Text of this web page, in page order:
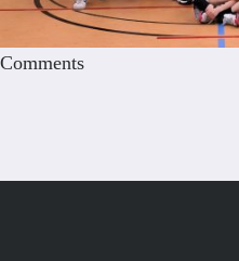
Comments